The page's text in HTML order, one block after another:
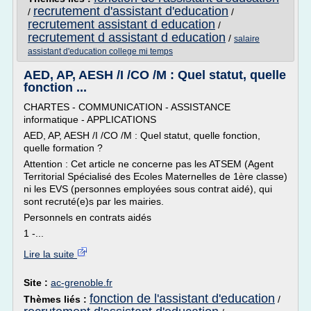
/ recrutement d'assistant d'education /
recrutement assistant d education /
recrutement d assistant d education / salaire
assistant d'education college mi temps
AED, AP, AESH /I /CO /M : Quel statut, quelle
fonction ...
CHARTES - COMMUNICATION - ASSISTANCE
informatique - APPLICATIONS
AED, AP, AESH /I /CO /M : Quel statut, quelle fonction,
quelle formation ?
Attention : Cet article ne concerne pas les ATSEM (Agent
Territorial Spécialisé des Ecoles Maternelles de 1ère classe)
ni les EVS (personnes employées sous contrat aidé), qui
sont recruté(e)s par les mairies.
Personnels en contrats aidés
1 -...
Lire la suite
Site : ac-grenoble.fr
Thèmes liés : fonction de l'assistant d'education /